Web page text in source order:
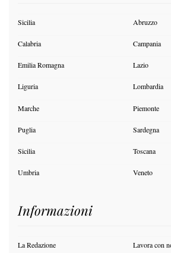
Sicilia Abruzzo
Calabria Campania
Emilia Romagna Lazio
Liguria Lombardia
Marche Piemonte
Puglia Sardegna
Sicilia Toscana
Umbria Veneto
Informazioni
La Redazione Lavora con